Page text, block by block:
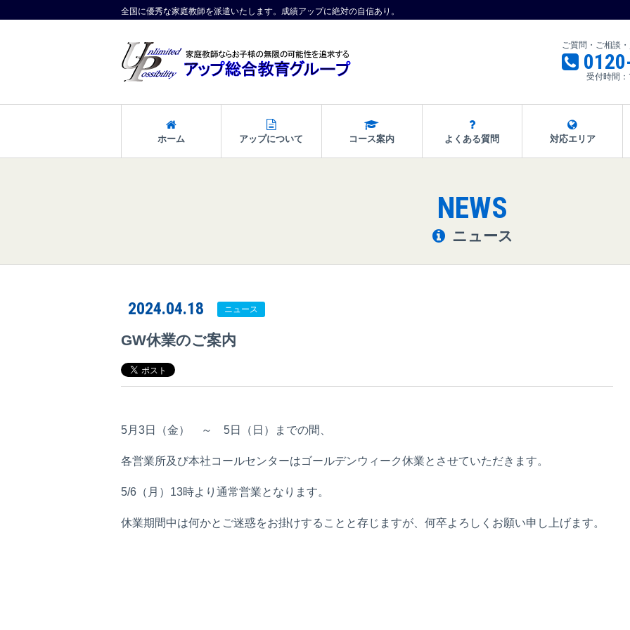
全国に優秀な家庭教師を派遣いたします。成績アップに絶対の自信あり。
ご質問・ご相談
受付時間：
ホーム アップについて コース案内 よくある質問 対応エリア
NEWS
ニュース
2024.04.18 ニュース
GW休業のご案内
5月3日（金） ～ 5日（日）までの間、
各営業所及び本社コールセンターはゴールデンウィーク休業とさせていただきます。
5/6（月）13時より通常営業となります。
休業期間中は何かとご迷惑をお掛けすることと存じますが、何卒よろしくお願い申し上げます。